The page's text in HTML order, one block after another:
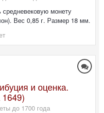
средневековую монету
Вес 0,85 г. Размер 18 мм.
и оценка.
до 1700 года